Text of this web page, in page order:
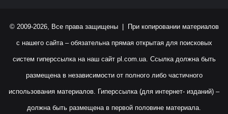
© 2009-2026, Все права защищены | При копировании материалов
с нашего сайта – обязательна прямая открытая для поисковых
систем гиперссылка на наш сайт pl.com.ua. Ссылка должна быть
размещена в независимости от полного либо частичного
использования материалов. Гиперссылка (для интернет- изданий) –
должна быть размещена в первой половине материала.